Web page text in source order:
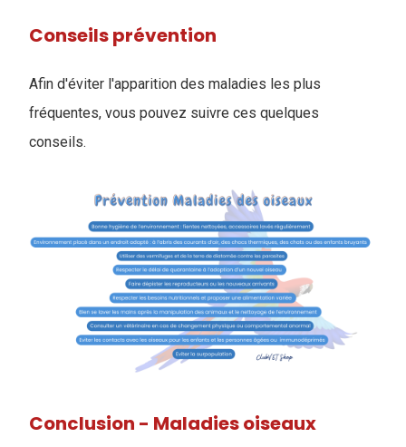
Conseils prévention
Afin d'éviter l'apparition des maladies les plus
fréquentes, vous pouvez suivre ces quelques
conseils.
Conclusion - Maladies oiseaux